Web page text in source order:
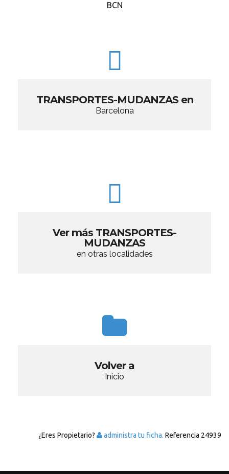
BCN
TRANSPORTES-MUDANZAS en
Barcelona
Ver más TRANSPORTES-
MUDANZAS
en otras localidades
Volver a
Inicio
¿Eres Propietario? administra tu ficha. Referencia 24939